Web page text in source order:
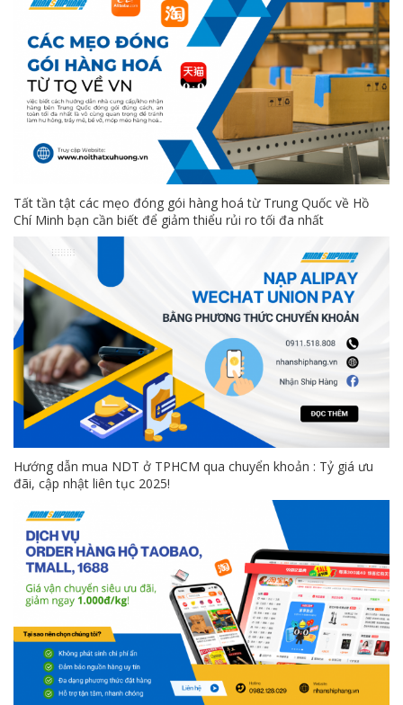
Tất tần tật các mẹo đóng gói hàng hoá từ Trung Quốc về Hồ
Chí Minh bạn cần biết để giảm thiểu rủi ro tối đa nhất
Hướng dẫn mua NDT ở TPHCM qua chuyển khoản : Tỷ giá ưu
đãi, cập nhật liên tục 2025!